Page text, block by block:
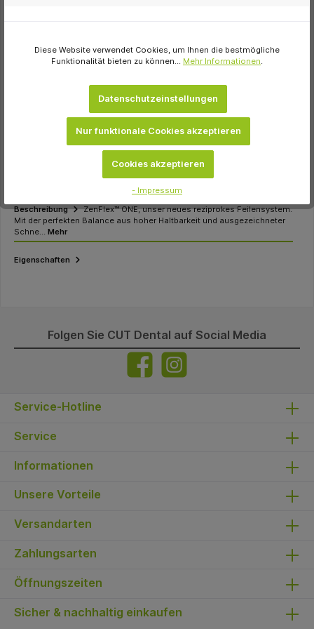
Artikel-Nr.: 298906
Hersteller-Nr.:
825-9720
Beschaffungsartikel
Rücknahme ausgeschlossen
Beschreibung
ZenFlex™ ONE, unser neues reziprokes Feilensystem.
Mit der perfekten Balance aus hoher Haltbarkeit und ausgezeichneter
Schne… Mehr
Eigenschaften
Folgen Sie CUT Dental auf Social Media
Service-Hotline
Service
Informationen
Unsere Vorteile
Versandarten
Zahlungsarten
Öffnungszeiten
Sicher & nachhaltig einkaufen
Diese Website verwendet Cookies, um Ihnen die bestmögliche
Funktionalität bieten zu können... Mehr Informationen.
Datenschutzeinstellungen
Nur funktionale Cookies akzeptieren
Cookies akzeptieren
- Impressum